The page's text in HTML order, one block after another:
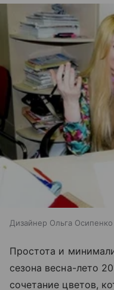
Дизайнер Ольга Осипенко
Простота и
сезона весна-лето
сочетание цветов,